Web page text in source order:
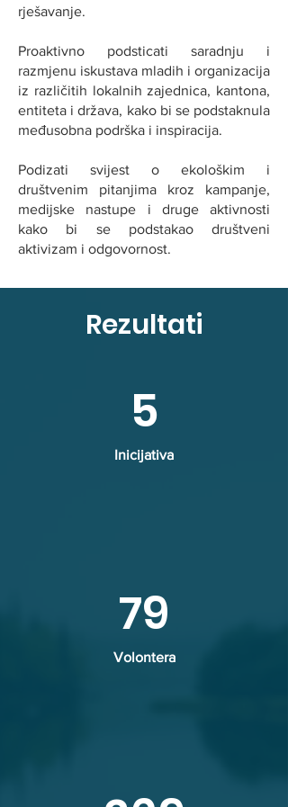
rješavanje.
Proaktivno podsticati saradnju i
razmjenu iskustava mladih i organizacija
iz različitih lokalnih zajednica, kantona,
entiteta i država, kako bi se podstaknula
međusobna podrška i inspiracija.
Podizati svijest o ekološkim i
društvenim pitanjima kroz kampanje,
medijske nastupe i druge aktivnosti
kako bi se podstakao društveni
aktivizam i odgovornost.
Rezultati
5
Inicijativa
79
Volontera